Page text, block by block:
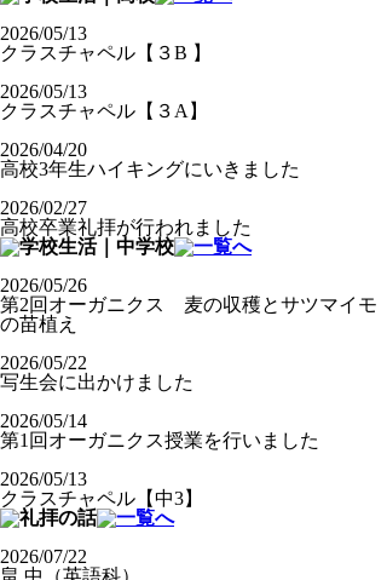
2026/05/13
クラスチャペル【３B 】
2026/05/13
クラスチャペル【３A】
2026/04/20
高校3年生ハイキングにいきました
2026/02/27
高校卒業礼拝が行われました
2026/05/26
第2回オーガニクス 麦の収穫とサツマイモ
の苗植え
2026/05/22
写生会に出かけました
2026/05/14
第1回オーガニクス授業を行いました
2026/05/13
クラスチャペル【中3】
2026/07/22
畠 中（英語科）